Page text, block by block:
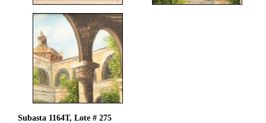
Subasta 1164T, Lote # 275